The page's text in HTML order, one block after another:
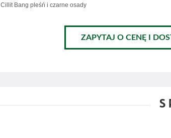
Cillit Bang pleśń i czarne osady
ZAPYTAJ O CENĘ I